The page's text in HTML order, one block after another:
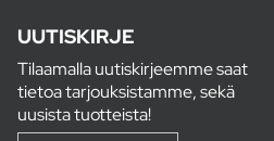
UUTISKIRJE
Tilaamalla uutiskirjeemme saat
tietoa tarjouksistamme, sekä
uusista tuotteista!